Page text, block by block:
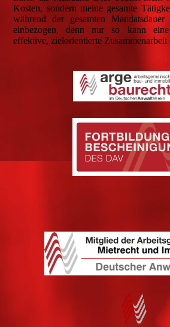
Kosten, sondern meine gesamte
während der gesamten
einbezogen, denn nur so kann eine
effektive, zielorientierte Zusammenarbeit